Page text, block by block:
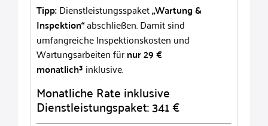
Tipp:Dienstleistungsspaket„Wartung &
Inspektion“abschließen.Damit sind
umfangreiche Inspektionskosten und
Wartungsarbeiten fürnur 29€
monatlich³ inklusive.
Monatliche Rate inklusive
Dienstleistungspaket: 341 €